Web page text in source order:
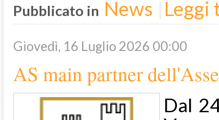
Pubblicato in News Leggi
Giovedì, 16 Luglio 2026 00:00
AS main partner
Dal